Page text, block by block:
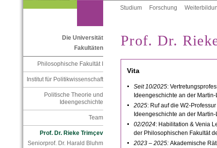
Studium Forschung
Die Universität
Fakultäten
Philosophische Fakultät I
Institut für Politikwissenschaft
Politische Theorie und
Ideengeschichte
Team
Prof. Dr. Rieke Trimçev
Seniorprof. Dr. Harald Bluhm
Prof. Dr.
Vita
Seit 10/2025:
Ideengeschichte an der
2025: Ruf auf die W2-
Ideengeschichte an der
02/2024: Habilitation & Venia
der Philosophischen Fakultät
2023 – 2025:Akademische